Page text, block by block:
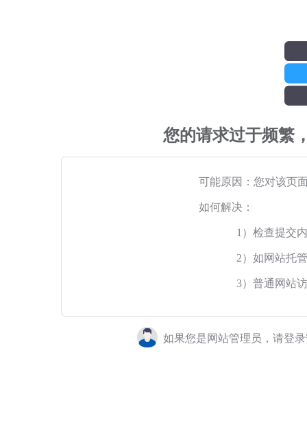
您的请求过于频繁
可能原因：您对该页
如何解决：
1）检查提交
2）如网站托
3）普通网站
如果您是网站管理员，请登